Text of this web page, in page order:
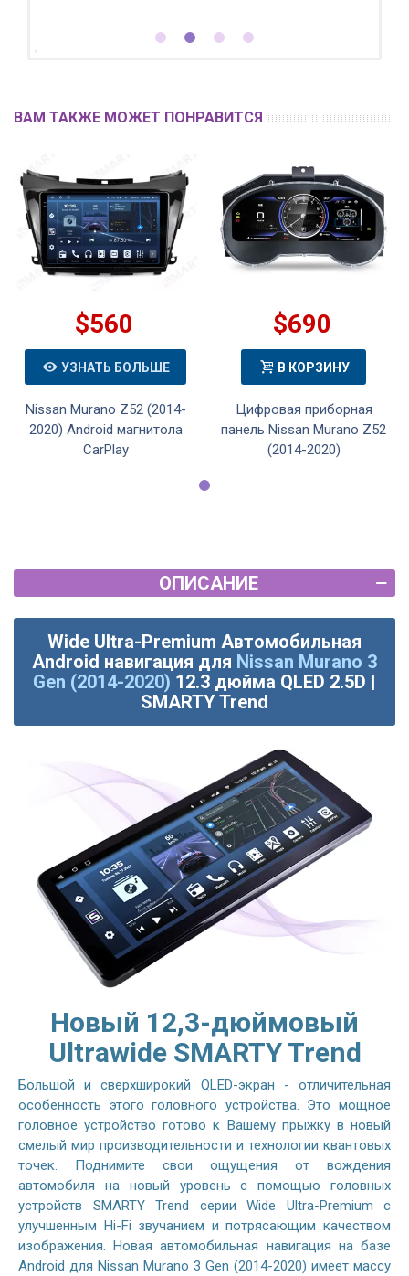
ВАМ ТАКЖЕ МОЖЕТ ПОНРАВИТСЯ
$560
УЗНАТЬ БОЛЬШЕ
Nissan Murano Z52 (2014-
2020) Android магнитола
CarPlay
$690
В КОРЗИНУ
Цифровая приборная
панель Nissan Murano Z52
(2014-2020)
ОПИСАНИЕ
Wide Ultra-Premium Автомобильная
Android навигация для Nissan Murano 3
Gen (2014-2020) 12.3 дюйма QLED 2.5D |
SMARTY Trend
Новый 12,3-дюймовый
Ultrawide SMARTY Trend
Большой и сверхширокий QLED-экран - отличительная
особенность этого головного устройства. Это мощное
головное устройство готово к Вашему прыжку в новый
смелый мир производительности и технологии квантовых
точек. Поднимите свои ощущения от вождения
автомобиля на новый уровень с помощью головных
устройств SMARTY Trend серии Wide Ultra-Premium с
улучшенным Hi-Fi звучанием и потрясающим качеством
изображения. Новая автомобильная навигация на базе
Android для Nissan Murano 3 Gen (2014-2020) имеет массу